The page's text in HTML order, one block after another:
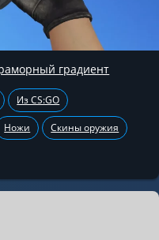
градиент
Из CS:GO
Ножи Скины оружия